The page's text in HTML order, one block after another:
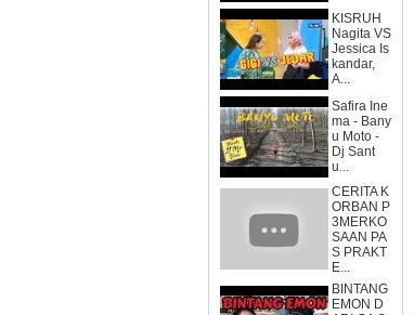
KISRUH
Nagita VS
Jessica Is
kandar,
A...
Safira Ine
ma - Bany
u Moto -
Dj Sant
u...
CERITA K
ORBAN P
3MERKO
SAAN PA
S PRAKT
E...
BINTANG
EMON D